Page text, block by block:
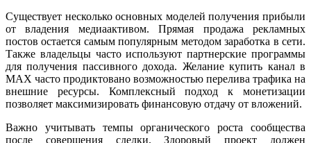
Существует несколько основных моделей получения прибыли
от владения медиаактивом. Прямая продажа рекламных
постов остается самым популярным методом заработка в сети.
Также владельцы часто используют партнерские программы
для получения пассивного дохода. Желание купить канал в
MAX часто продиктовано возможностью перелива трафика на
внешние ресурсы. Комплексный подход к монетизации
позволяет максимизировать финансовую отдачу от вложений.
Важно учитывать темпы органического роста сообщества
после совершения сделки. Здоровый проект должен